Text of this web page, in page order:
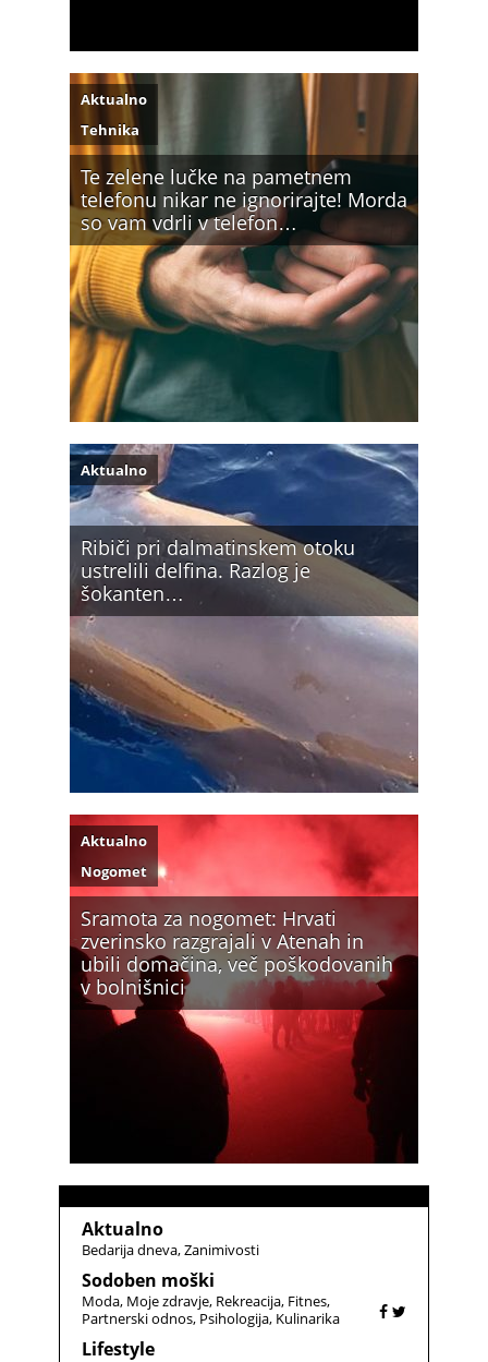
Te zelene lučke na pametnem
telefonu nikar ne ignorirajte! Morda
so vam vdrli v telefon…
Aktualno
Tehnika
Ribiči pri dalmatinskem otoku
ustrelili delfina. Razlog je
šokanten…
Aktualno
Sramota za nogomet: Hrvati
zverinsko razgrajali v Atenah in
ubili domačina, več poškodovanih
v bolnišnici
Aktualno
Nogomet
Aktualno
Bedarija dneva Zanimivosti
Sodoben moški
Moda Moje zdravje Rekreacija Fitnes
Partnerski odnos Psihologija Kulinarika
Lifestyle